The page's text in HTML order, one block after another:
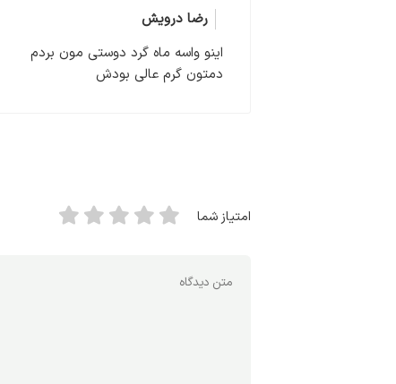
رضا درویش
اینو واسه ماه گرد دوستی مون بردم
دمتون گرم عالی بودش
امتیاز شما